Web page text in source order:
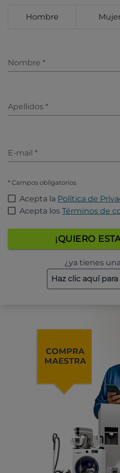
Hombre
Nombre *
Apellidos *
E-mail *
* Campos obligatorios
Acepta la Política de
Acepta los Términos de
¡QUIERO
¿ya tienes
Haz clic aquí